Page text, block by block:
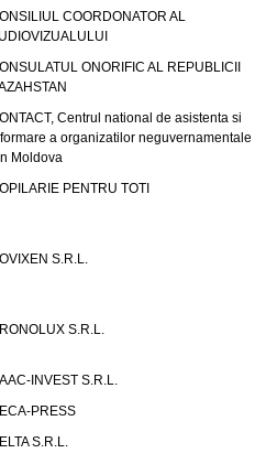
COORDONATOR AL
ONORIFIC AL REPUBLICII
Centrul national de asistenta si
a organizatilor neguvernamentale
Moldova
PENTRU TOTI
S.R.L.
S.R.L.
INVEST S.R.L.
PRESS
S.R.L.